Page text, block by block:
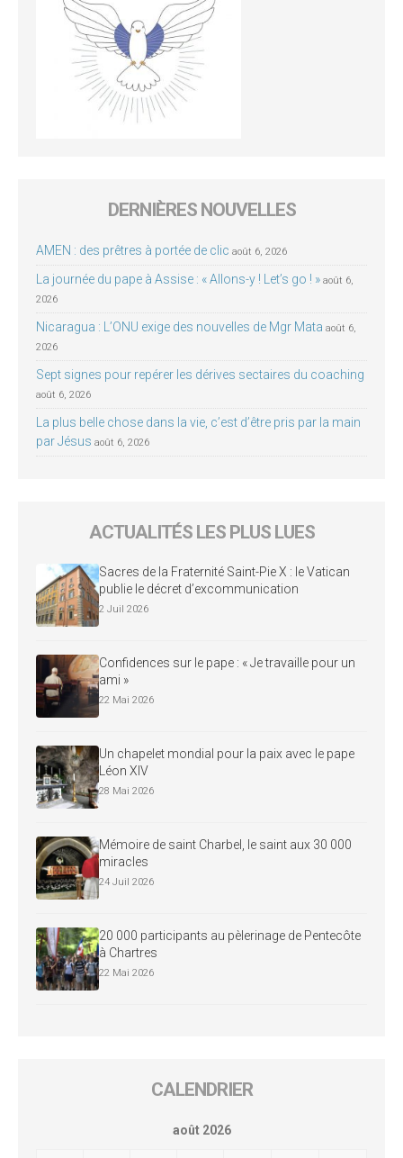
DERNIÈRES NOUVELLES
AMEN : des prêtres à portée de clic août 6, 2026
La journée du pape à Assise : « Allons-y ! Let’s go ! » août 6,
2026
Nicaragua : L’ONU exige des nouvelles de Mgr Mata août 6,
2026
Sept signes pour repérer les dérives sectaires du coaching
août 6, 2026
La plus belle chose dans la vie, c’est d’être pris par la main
par Jésus août 6, 2026
ACTUALITÉS LES PLUS LUES
Sacres de la Fraternité Saint-Pie X : le Vatican
publie le décret d’excommunication
2 Juil 2026
Confidences sur le pape : « Je travaille pour un
ami »
22 Mai 2026
Un chapelet mondial pour la paix avec le pape
Léon XIV
28 Mai 2026
Mémoire de saint Charbel, le saint aux 30 000
miracles
24 Juil 2026
20 000 participants au pèlerinage de Pentecôte
à Chartres
22 Mai 2026
CALENDRIER
août 2026